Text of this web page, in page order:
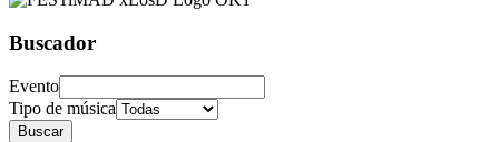
Buscador
Evento
Tipo de música
Buscar